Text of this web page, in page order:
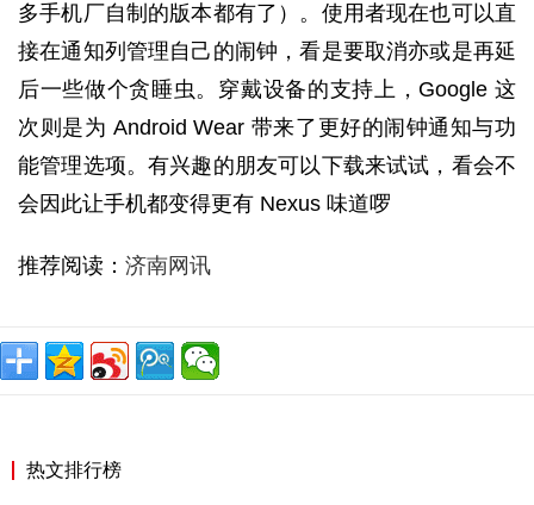
多手机厂自制的版本都有了）。使用者现在也可以直
接在通知列管理自己的闹钟，看是要取消亦或是再延
后一些做个贪睡虫。穿戴设备的支持上，Google 这
次则是为 Android Wear 带来了更好的闹钟通知与功
能管理选项。有兴趣的朋友可以下载来试试，看会不
会因此让手机都变得更有 Nexus 味道啰
推荐阅读： 济南网讯
热文排行榜